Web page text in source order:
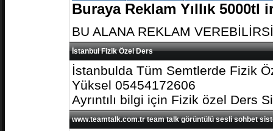
Buraya Reklam Yıllık
BU ALANA REKLAM
İstanbul Fizik Özel Ders
İstanbulda Tüm Semtlerde Fizik
Yüksel 05454172606
Ayrıntılı bilgi için Fizik özel Ders
www.teamtalk.com.tr team talk görüntülü sesli sohbet